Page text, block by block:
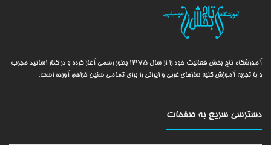
آموزشگاه تاج بخش فعالیت خود را از سال 1375 بطور رسمی آغاز کرده و در کنار اساتید مجرب
و با تجربه آموزش کلیه سازهای غربی و ایرانی را برای تمامی سنین فراهم آورده است.
دسترسی سریع به صفحات